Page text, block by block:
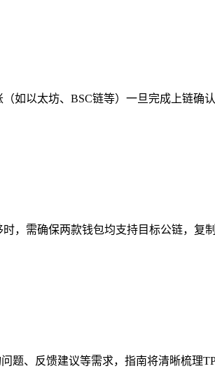
如以太坊、BSC链等）一旦完成上链确
，需确保两款钱包均支持目标公链，复
题、反馈建议等需求，指南将清晰梳理